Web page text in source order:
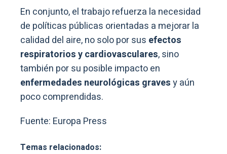
En conjunto, el trabajo refuerza la necesidad
de políticas públicas orientadas a mejorar la
calidad del aire, no solo por sus efectos
respiratorios y cardiovasculares, sino
también por su posible impacto en
enfermedades neurológicas gravesy aún
poco comprendidas.
Fuente: Europa Press
Temas relacionados: